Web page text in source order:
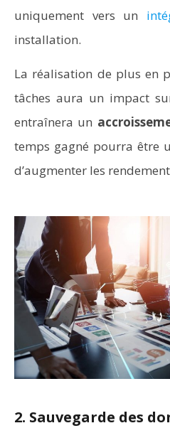
uniquement vers un
installation.
La réalisation de plus en
tâches aura un impact
entraînera un
temps gagné pourra être
d’augmenter les
2. Sauvegarde des